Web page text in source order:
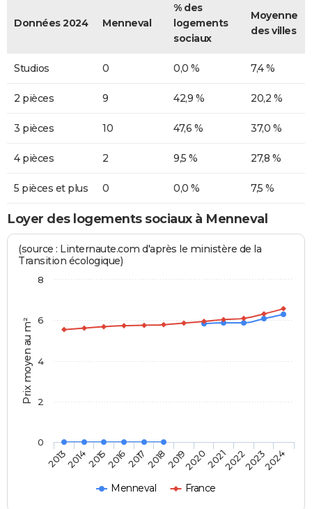
Données 2024 Menneval
% des
logements
sociaux
Moyenne
des villes
Studios 0 0,0 % 7,4 %
2 pièces 9 42,9 % 20,2 %
3 pièces 10 47,6 % 37,0 %
4 pièces 2 9,5 % 27,8 %
5 pièces et plus 0 0,0 % 7,5 %
Loyer des logements sociaux à Menneval
Prix moyen au m²
(source : Linternaute.com d'après le ministère de la
Transition écologique)
Menneval France
201320142015201620172018201920202021202220232024
0
2
4
6
8